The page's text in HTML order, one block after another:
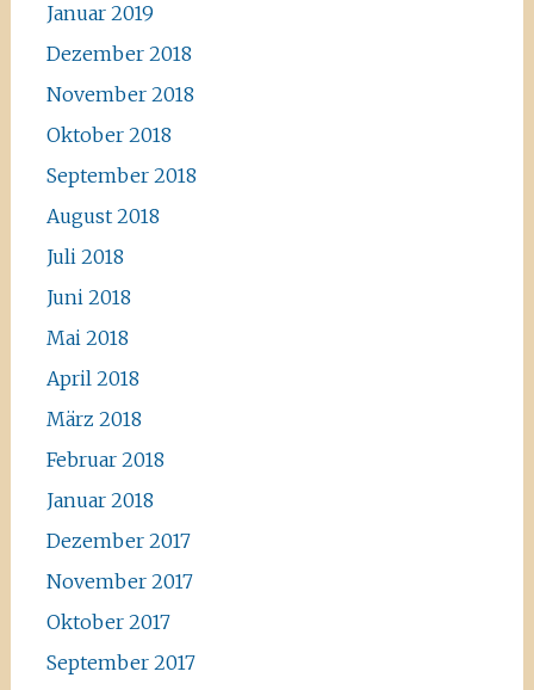
Januar 2019
Dezember 2018
November 2018
Oktober 2018
September 2018
August 2018
Juli 2018
Juni 2018
Mai 2018
April 2018
März 2018
Februar 2018
Januar 2018
Dezember 2017
November 2017
Oktober 2017
September 2017